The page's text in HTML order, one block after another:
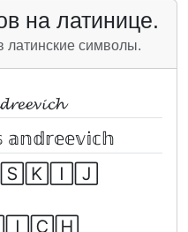
на латинице.
латинские символы.
𝕒𝕟𝕕𝕣𝕖𝕖𝕧𝕚𝕔𝕙